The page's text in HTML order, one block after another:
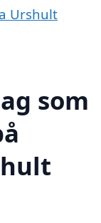
Urshult
som